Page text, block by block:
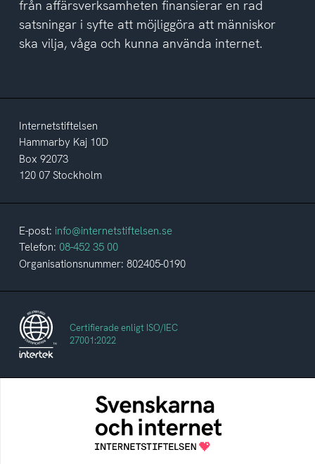
från affärsverksamheten finansierar en rad
satsningar i syfte att möjliggöra att människor
ska vilja, våga och kunna använda internet.
Internetstiftelsen
Hammarby Kaj 10D
Box 92073
120 07 Stockholm
E-post: info@internetstiftelsen.se
Telefon: 08-452 35 00
Organisationsnummer: 802405-0190
Certifierade enligt ISO/IEC
27001:2022
Svenskarna och internet
En årlig studie av svenska folkets
internetvanor